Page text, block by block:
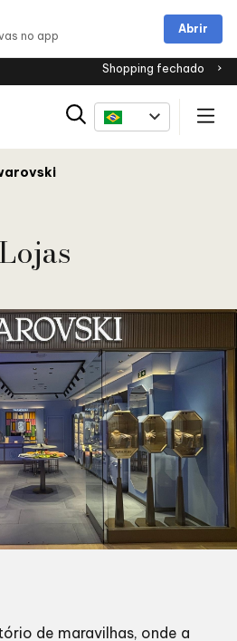
Shopping fechado
Lojas
de maravilhas, onde a
Abrir